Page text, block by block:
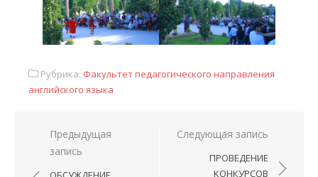
Рубрика: Факультет педагогического направления
английского языка
Предыдущая
запись
Следующая запись
ПРОВЕДЕНИЕ
КОНКУРСОВ